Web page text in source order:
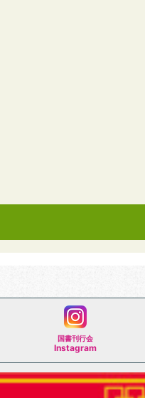
国書刊行会
Instagram